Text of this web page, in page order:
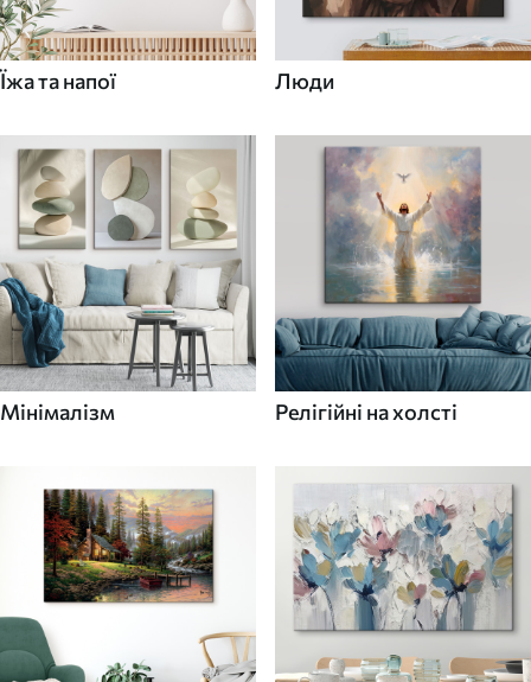
Їжа та напої Люди
Мінімалізм Релігійні на холсті